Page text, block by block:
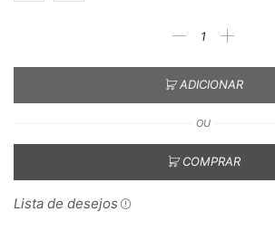
ADICIONAR
OU
COMPRAR
Lista de desejos